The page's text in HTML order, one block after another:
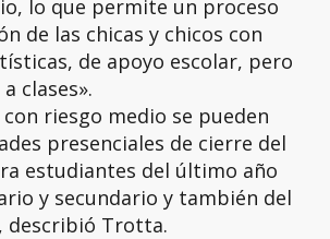
lo que permite un proceso
de las chicas y chicos con
de apoyo escolar, pero
clases».
riesgo medio se pueden
presenciales de cierre del
estudiantes del último año
y secundario y también del
describió Trotta.